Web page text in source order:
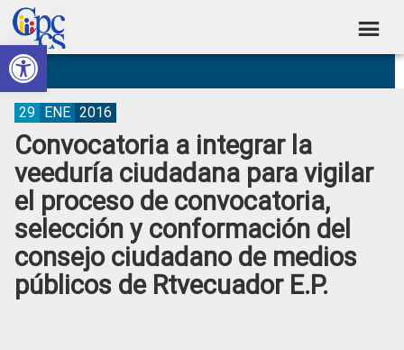
Abrir barra de herramientas
Skip
to
primary
navigation
Skip
to
main
content
Skip
to
primary
sidebar
Skip
to
footer
Consejo
de
Participación
Ciudadana
Control
Social
Construyendo
Poder
Ciudadano
Convocatoria a integrar la
veeduría ciudadana para vigilar
el proceso de convocatoria,
selección y conformación del
consejo ciudadano de medios
públicos de Rtvecuador E.P.
29 ENE 2016